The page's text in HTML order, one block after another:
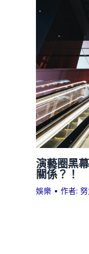
演藝圈黑
關係？！
娛樂 • 作者: